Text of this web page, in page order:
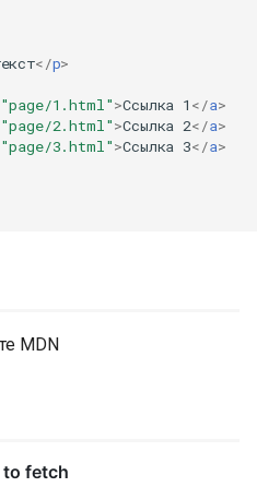
</p>
"page/1.html">Ссылка 1 </a>
"page/2.html">Ссылка 2</a>
"page/3.html">Ссылка 3</a>
MDN